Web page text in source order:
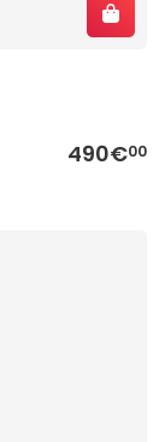
490€00